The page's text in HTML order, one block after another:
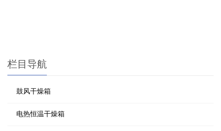
栏目导航
鼓风干燥箱
电热恒温干燥箱